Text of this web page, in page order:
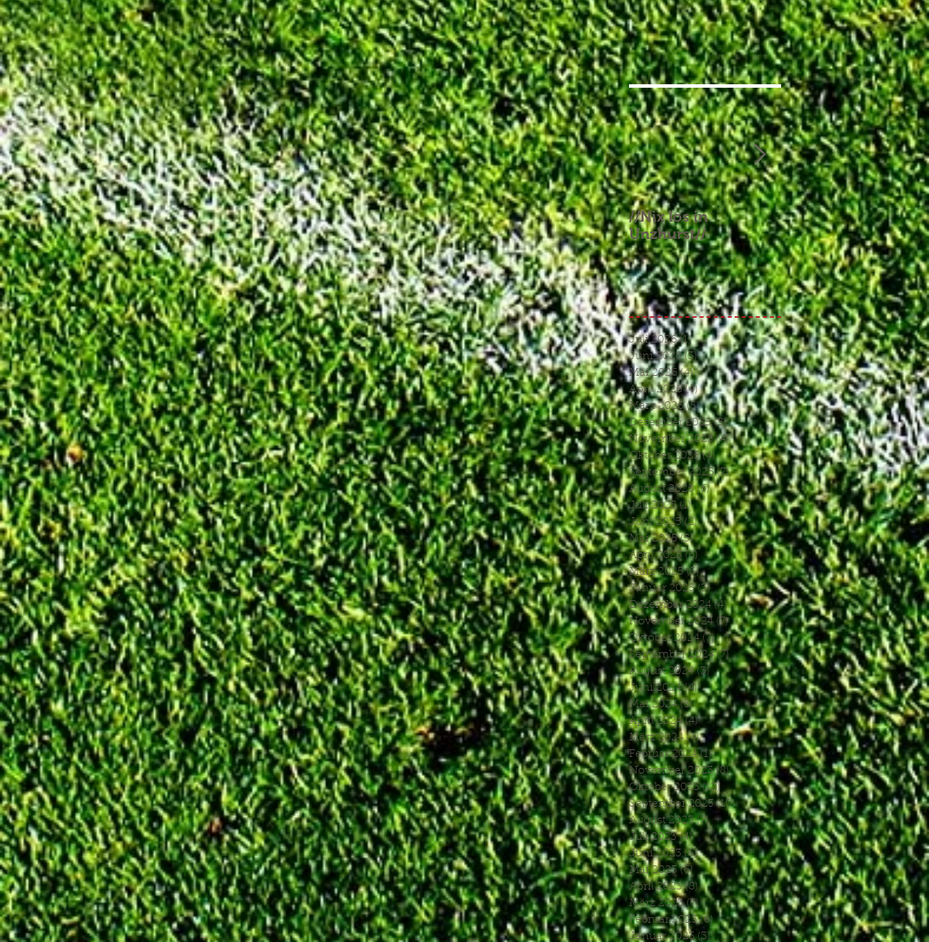
//Nix los in
Unzhurst//
//Aufgebrauchtes
Glück und ein
Endspiel, das keines
war//
Juli 2026 (1)1 Beitrag
Juni 2026 (3)3 Beiträge
Mai 2026 (4)4 Beiträge
April 2026 (4)4 Beiträge
März 2026 (5)5 Beiträge
Dezember 2025 (5)5 Beiträge
November 2025 (4)4 Beiträge
Oktober 2025 (4)4 Beiträge
September 2025 (7)7 Beiträge
August 2025 (6)6 Beiträge
Juli 2025 (1)1 Beitrag
Juni 2025 (2)2 Beiträge
Mai 2025 (5)5 Beiträge
April 2025 (6) 6 Beiträge
März 2025 (5)5 Beiträge
Januar 2025 (3)3 Beiträge
Dezember 2024 (4)4 Beiträge
November 2024 (7)7 Beiträge
Oktober 2024 (7)7 Beiträge
September 2024 (7)7 Beiträge
August 2024 (3) 3 Beiträge
Juni 2024 (4)4 Beiträge
Mai 2024 (5)5 Beiträge
April 2024 (4)4 Beiträge
März 2024 (4)4 Beiträge
Februar 2024 (1)1 Beitrag
November 2023 (8)8 Beiträge
Oktober 2023 (12) 12 Beiträge
September 2023 (10)10 Beiträge
August 2023 (7)7 Beiträge
Juli 2023 (4)4 Beiträge
Juni 2023 (6)6 Beiträge
Mai 2023 (6) 6 Beiträge
April 2023 (8)8 Beiträge
März 2023 (7)7 Beiträge
Februar 2023 (6)6 Beiträge
Januar 2023 (3)3 Beiträge